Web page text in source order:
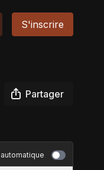
S'inscrire
Partager